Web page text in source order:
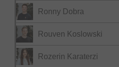
Ronny Dobra
Rouven Koslowski
Rozerin Karaterzi